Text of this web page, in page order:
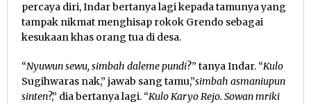
percaya diri, Indar bertanya lagi kepada tamunya yang
tampak nikmat menghisap rokok Grendo sebagai
kesukaan khas orang tua di desa.
“Nyuwun sewu, simbah daleme pundi?” tanya Indar. “Kulo
Sugihwaras nak,” jawab sang tamu,”simbah asmaniupun
sinten?,” dia bertanya lagi. “Kulo Karyo Rejo. Sowan mriki